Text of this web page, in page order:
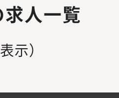
求人一覧
示）